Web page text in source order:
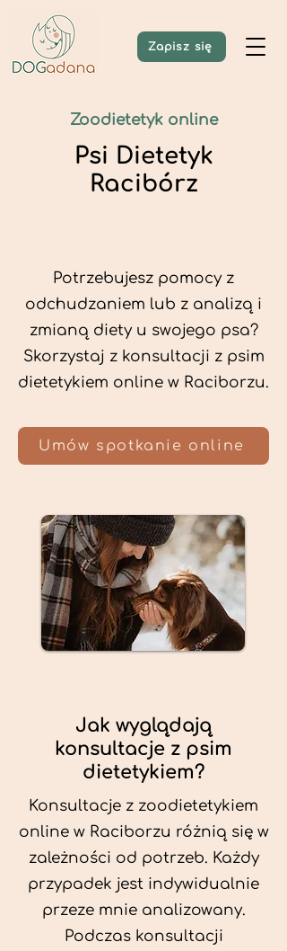
Zapisz się
Zoodietetyk online
Psi Dietetyk
Racibórz
Potrzebujesz pomocy z
odchudzaniem lub z analizą i
zmianą diety u swojego psa?
Skorzystaj z konsultacji z psim
dietetykiem online w Raciborzu.
Umów spotkanie online
Jak wyglądają
konsultacje z psim
dietetykiem?
Konsultacje z zoodietetykiem
online w Raciborzu różnią się w
zależności od potrzeb. Każdy
przypadek jest indywidualnie
przeze mnie analizowany.
Podczas konsultacji